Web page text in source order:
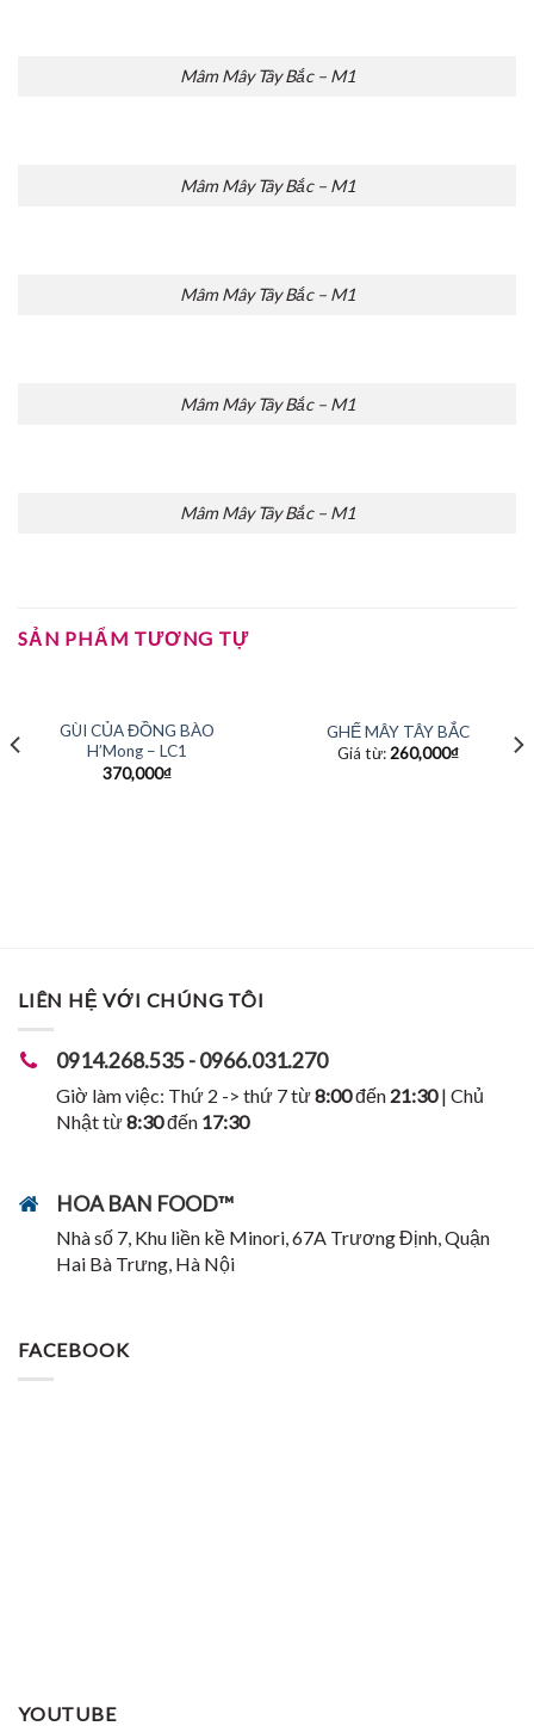
Mâm Mây Tây Bắc – M1
Mâm Mây Tây Bắc – M1
Mâm Mây Tây Bắc – M1
Mâm Mây Tây Bắc – M1
Mâm Mây Tây Bắc – M1
SẢN PHẨM TƯƠNG TỰ
HẾT HÀNG
GÙI CỦA ĐỒNG BÀO
H’Mong – LC1
370,000₫
HẾT HÀNG
GHẾ MÂY TÂY BẮC
Giá từ:260,000₫
LIÊN HỆ VỚI CHÚNG TÔI
0914.268.535 - 0966.031.270
Giờ làm việc: Thứ 2 -> thứ 7 từ8:00đến 21:30| Chủ
Nhật từ8:30đến 17:30
HOA BAN FOOD™
Nhà số 7, Khu liền kề Minori, 67A Trương Định, Quận
Hai Bà Trưng, Hà Nội
FACEBOOK
YOUTUBE